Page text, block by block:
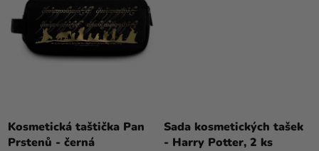
Kosmetická taštička Pan
Prstenů - černá
Sada kosmetických tašek
- Harry Potter, 2 ks